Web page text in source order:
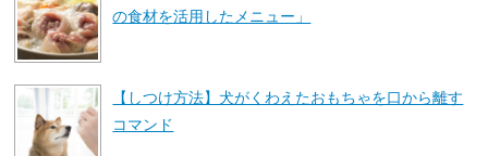
の食材を活用したメニュー」
【しつけ方法】犬がくわえたおもちゃを口から離す
コマンド